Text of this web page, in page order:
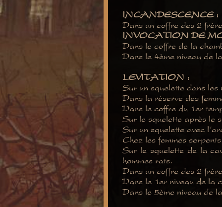
INCANDESCENCE :
Dans un coffre des 2
INVOCATION DE
Dans le coffre de la
Dans le 4ème niveau de
LEVITATION :
Sur un squelette dans les
Dans la réserve des
Dans le coffre du 1er
Sur le squelette après le
Sur un squelette avec
Chez les femmes
Sur le squelette de la
hommes rats.
Dans un coffre des 2
Dans le 1er niveau de la
Dans le 5ème niveau de